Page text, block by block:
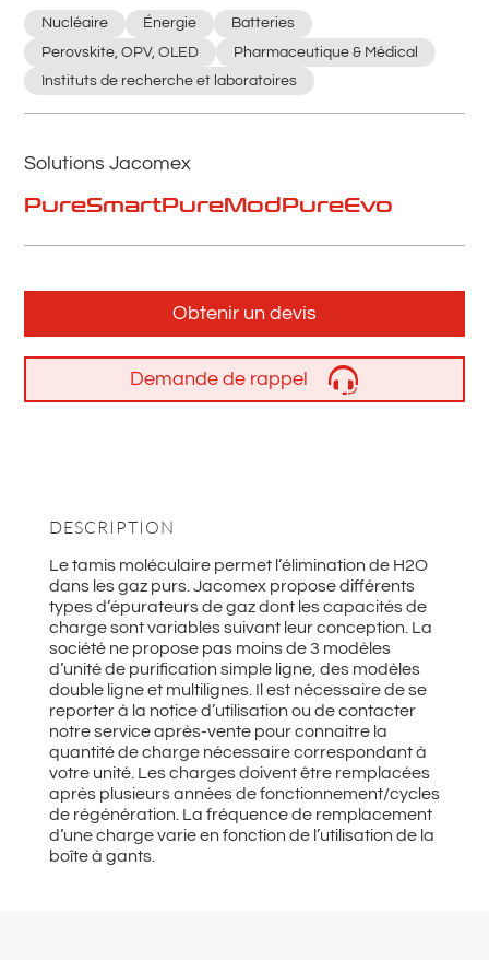
Nucléaire Énergie
Batteries
Perovskite, OPV, OLED
Pharmaceutique & Médical
Instituts de recherche et laboratoires
Solutions Jacomex
PureSmartPureModPureEvo
Obtenir un devis
Demande de rappel
DESCRIPTION
Le tamis moléculaire permet l’élimination de H2O
dans les gaz purs. Jacomex propose différents
types d’épurateurs de gaz dont les capacités de
charge sont variables suivant leur conception. La
société ne propose pas moins de 3 modèles
d’unité de purification simple ligne, des modèles
double ligne et multilignes. Il est nécessaire de se
reporter à la notice d’utilisation ou de contacter
notre service après-vente pour connaitre la
quantité de charge nécessaire correspondant à
votre unité. Les charges doivent être remplacées
après plusieurs années de fonctionnement/cycles
de régénération. La fréquence de remplacement
d’une charge varie en fonction de l’utilisation de la
boîte à gants.